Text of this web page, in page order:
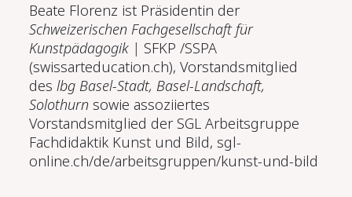
Beate Florenz ist Präsidentin der
Schweizerischen Fachgesellschaft für
Kunstpädagogik | SFKP /SSPA
(swissarteducation.ch), Vorstandsmitglied
deslbg Basel-Stadt, Basel-Landschaft,
Solothurn sowie assoziiertes
Vorstandsmitglied der SGL Arbeitsgruppe
Fachdidaktik Kunst und Bild, sgl-
online.ch/de/arbeitsgruppen/kunst-und-bild